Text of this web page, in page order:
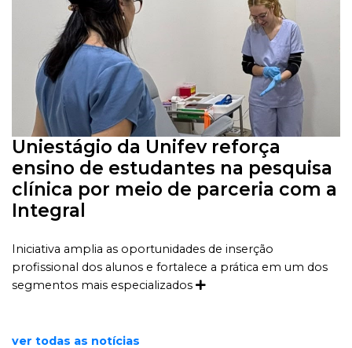
Uniestágio da Unifev reforça
ensino de estudantes na pesquisa
clínica por meio de parceria com a
Integral
Iniciativa amplia as oportunidades de inserção
profissional dos alunos e fortalece a prática em um dos
segmentos mais especializados
ver todas as notícias